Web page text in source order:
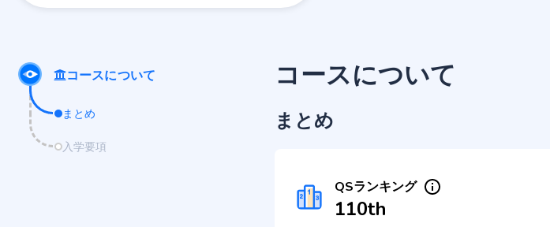
コースについて
まとめ
入学要項
コースについて
まとめ
QSランキング
110th